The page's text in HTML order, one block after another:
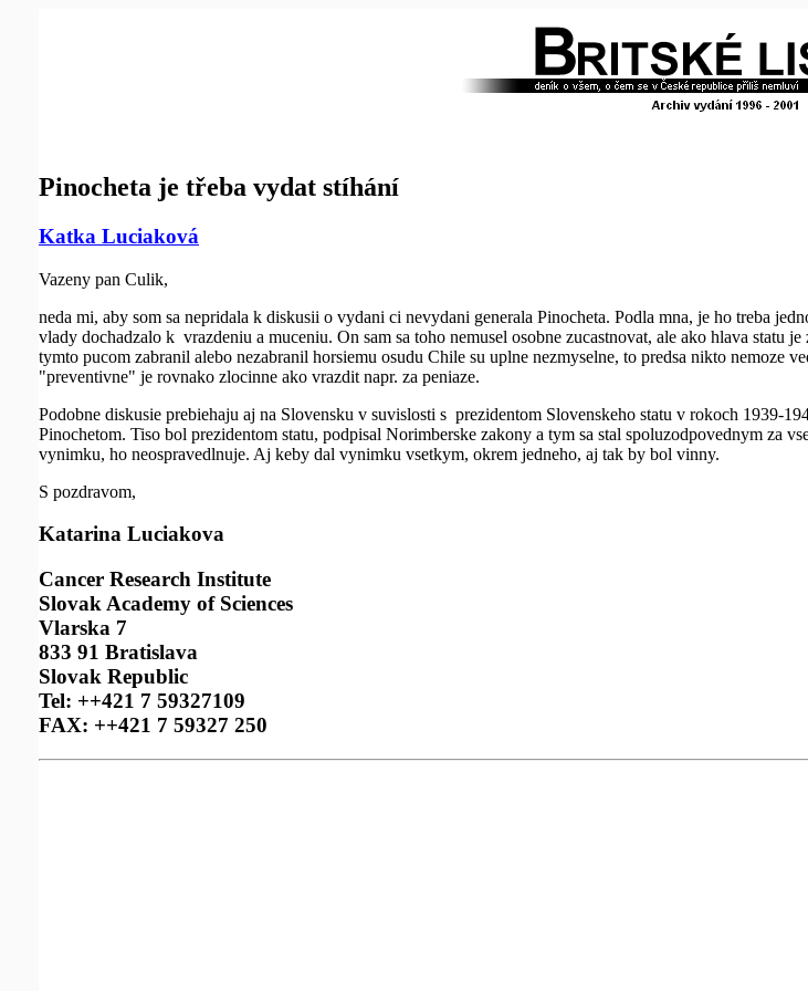
Pinocheta je třeba vydat stíhání
Katka Luciaková
Vazeny pan Culik,
neda mi, aby som sa nepridala k diskusii o vydani ci nevydani generala Pinocheta. Podla mna, je ho treba
vlady dochadzalo k vrazdeniu a muceniu. On sam sa toho nemusel osobne zucastnovat, ale ako hlava statu
tymto pucom zabranil alebo nezabranil horsiemu osudu Chile su uplne nezmyselne, to predsa nikto nemoze
"preventivne" je rovnako zlocinne ako vrazdit napr. za peniaze.
Podobne diskusie prebiehaju aj na Slovensku v suvislosti s prezidentom Slovenskeho statu v rokoch 1939-
Pinochetom. Tiso bol prezidentom statu, podpisal Norimberske zakony a tym sa stal spoluzodpovednym za
vynimku, ho neospravedlnuje. Aj keby dal vynimku vsetkym, okrem jedneho, aj tak by bol vinny.
S pozdravom,
Katarina Luciakova
Cancer Research Institute
Slovak Academy of Sciences
Vlarska 7
833 91 Bratislava
Slovak Republic
Tel: ++421 7 59327109
FAX: ++421 7 59327 250